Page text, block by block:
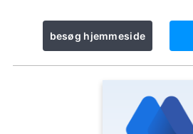
besøg hjemmeside